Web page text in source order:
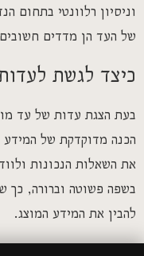
וניסיון רלוונטי בתחום
של העד הן מדדים
כיצד לגשת
בעת הצגת עדות של עד
הכנה מדוקדקת של המידע
את השאלות הנכונות
בשפה פשוטה וברורה, כך
להבין את המידע המוצג.